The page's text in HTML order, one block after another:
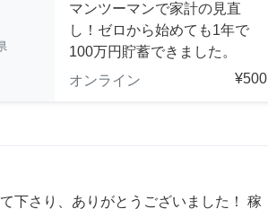
マンツーマンで家計の見直
し！ゼロから始めても1年で
100万円貯蓄できました。
オンライン
¥500
下さり、ありがとうございました！ 稼